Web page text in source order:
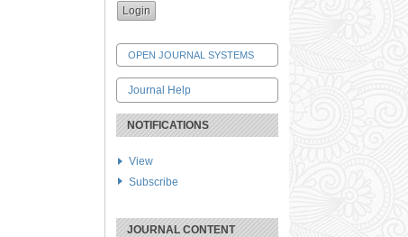
OPEN JOURNAL SYSTEMS
Journal Help
NOTIFICATIONS
View
Subscribe
JOURNAL CONTENT